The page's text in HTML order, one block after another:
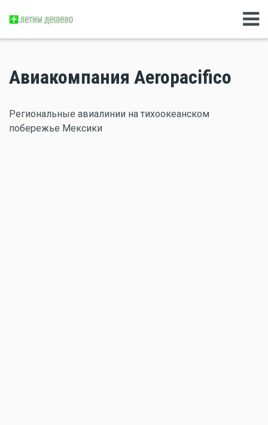
Авиакомпания Aeropacifico
Региональные авиалинии на тихоокеанском
побережье Мексики